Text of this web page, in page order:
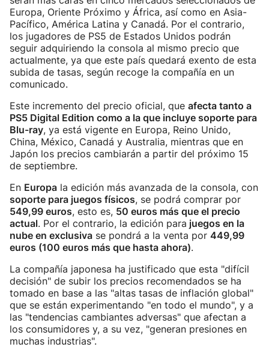
Europa, Oriente Próximo y África, así como en Asia-
Pacífico, América Latina y Canadá. Por el contrario,
los jugadores de PS5 de Estados Unidos podrán
seguir adquiriendo la consola al mismo precio que
actualmente, ya que este país quedará exento de esta
subida de tasas, según recoge la compañía en un
comunicado.
Este incremento del precio oficial, que afecta tanto a
PS5 Digital Edition como a la que incluye soporte para
Blu-ray, ya está vigente en Europa, Reino Unido,
China, México, Canadá y Australia, mientras que en
Japón los precios cambiarán a partir del próximo 15
de septiembre.
En Europa la edición más avanzada de la consola, con
soporte para juegos físicos, se podrá comprar por
549,99 euros, esto es, 50 euros más que el precio
actual. Por el contrario, la edición para juegos en la
nube en exclusiva se pondrá a la venta por 449,99
euros (100 euros más que hasta ahora).
La compañía japonesa ha justificado que esta "difícil
decisión" de subir los precios recomendados se ha
tomado en base a las "altas tasas de inflación global"
que se están experimentando "en todo el mundo", y a
las "tendencias cambiantes adversas" que afectan a
los consumidores y, a su vez, "generan presiones en
muchas industrias".